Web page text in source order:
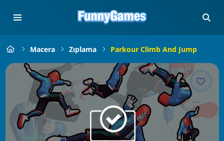
Macera Zıplama Parkour Climb And Jump